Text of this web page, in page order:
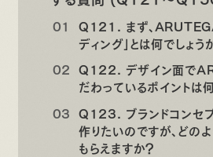
Q121. まず、
ディング」とは何でしょう
Q122. デザイン面で
だわっているポイントは
Q123. ブランドコンセ
作りたいのですが、どの
もらえますか？